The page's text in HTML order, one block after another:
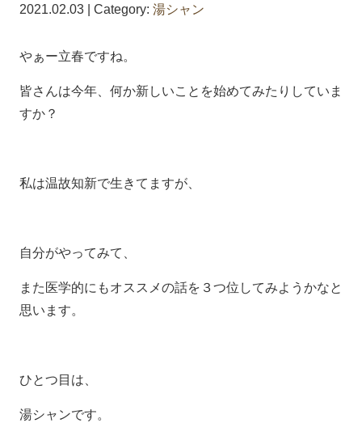
2021.02.03 | Category: 湯シャン
やぁー立春ですね。
皆さんは今年、何か新しいことを始めてみたりしていま
すか？
私は温故知新で生きてますが、
自分がやってみて、
また医学的にもオススメの話を３つ位してみようかなと
思います。
ひとつ目は、
湯シャンです。